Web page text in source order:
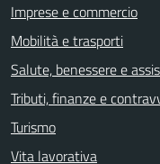
Imprese e commercio
Mobilità e trasporti
Salute, benessere e
Tributi, finanze e
Turismo
Vita lavorativa